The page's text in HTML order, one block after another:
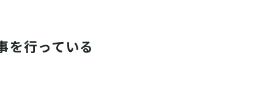
を行っている